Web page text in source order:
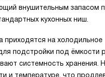
внушительным запасом
кухонных ниш.
приходятся на холодильное
подстройки под ёмкости
системность хранения.
и температуре, что